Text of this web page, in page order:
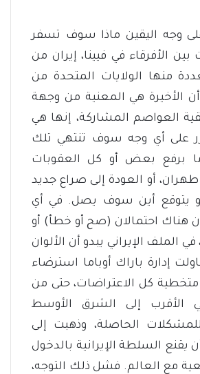
وجه اليقين ماذا سوف تسفر
الأفرقاء في فيينا، إيران من
منها الولايات المتحدة من
الأخيرة هي المعنية من وجهة
العواصم المشاركة، إنها هي
على أي وجه سوف تنتهي تلك
برفع بعض أو كل العقوبات
أو العودة إلى صراع جديد
يتوقع أين سوف يصل. في أي
هناك احتمالان (صح أو خطأ) أو
الملف الإيراني يبدو أن الألوان
إدارة باراك أوباما استرضاء
متخطية كل الاعتراضات، حتى من
الأقرب إلى الشرق الأوسط
الحاصلة، وذهبت إلى
يقنع السلطة الإيرانية بالدخول
مع العالم. فشل ذلك التوجه،